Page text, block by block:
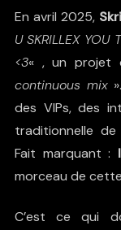
En avril 2025,
U SKRILLEX YOU
<3« , un projet
continuous mix
des VIPs, des
traditionnelle
Fait marquant :
morceau de
C’est ce qui